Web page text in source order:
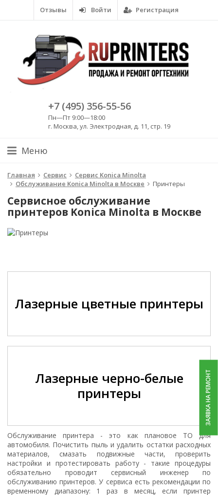
Отзывы Войти Регистрация
+7 (495) 356-55-56
Пн—Пт 9:00—18:00
г. Москва, ул. Электродная, д. 11, стр. 19
Меню
Главная Сервис
Сервис Konica Minolta
Обслуживание Konica Minolta в Москве
Принтеры
Сервисное обслуживание
принтеров Konica Minolta в Москве
Лазерные цветные принтеры
Лазерные черно-белые
принтеры
Обслуживание принтера - это как плановое ТО для
автомобиля. Почистить пыль и удалить остатки расходных
материалов, смазать подвижные части, проверить
настройки и протестировать работу - такие процедуры
обязательно проводит сервисный инженер по
обслуживанию принтеров. У сервиса есть рекомендации по
временному диапазону: 1 раз в месяц, если принтер
ЗАЯВКА НА РЕМОНТ